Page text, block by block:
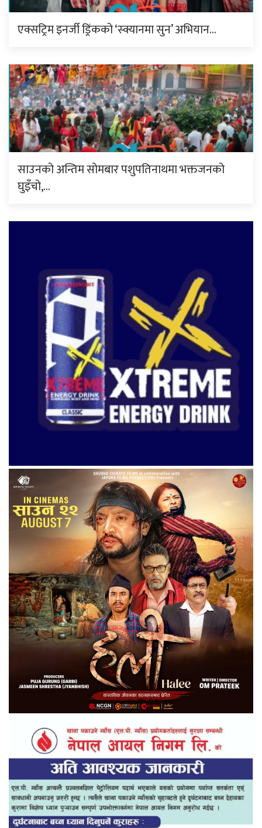
एक्सट्रिम इनर्जी ड्रिंकको ‘स्क्यानमा सुन’ अभियान…
साउनको अन्तिम सोमबार पशुपतिनाथमा भक्तजनको
घुइँचो,…